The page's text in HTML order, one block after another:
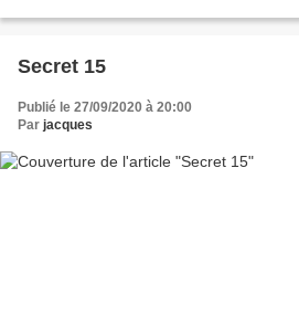
Secret 15
Publié le 27/09/2020 à 20:00
Par jacques